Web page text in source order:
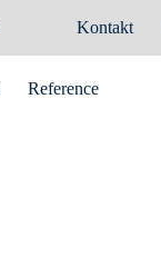
Kontakt
Reference